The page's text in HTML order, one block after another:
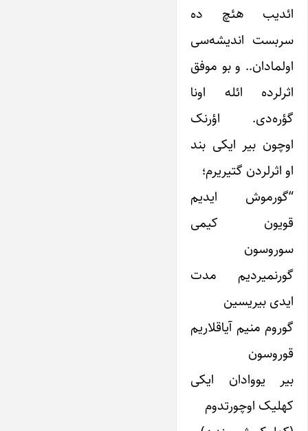
ائدیب هئچ ده
سربست اندیشه‌سی
اولمادان.. و بو موفق
اثرلرده ائله اونا
گؤره‌دی. اؤرنک
اوچون بیر ایکی بند
او اثرلردن گتیریرم؛
“گورموش ایدیم
قویون کیمی
سوروسون
گورنمیردیم مدت
ایدی بیریسین
گوروم منیم آیاقلاریم
قوروسون
بیر یووادان ایکی
کهلیک اوچورتدوم